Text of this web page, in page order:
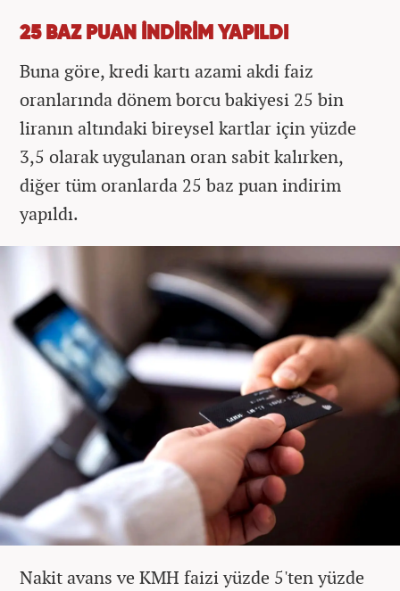
25 BAZ PUAN İNDİRİM YAPILDI
Buna göre, kredi kartı azami akdi faiz
oranlarında dönem borcu bakiyesi 25 bin
liranın altındaki bireysel kartlar için yüzde
3,5 olarak uygulanan oran sabit kalırken,
diğer tüm oranlarda 25 baz puan indirim
yapıldı.
Nakit avans ve KMH faizi yüzde 5'ten yüzde